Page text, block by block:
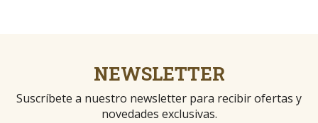
NEWSLETTER
Suscríbete a nuestro newsletter para recibir ofertas y
novedades exclusivas.